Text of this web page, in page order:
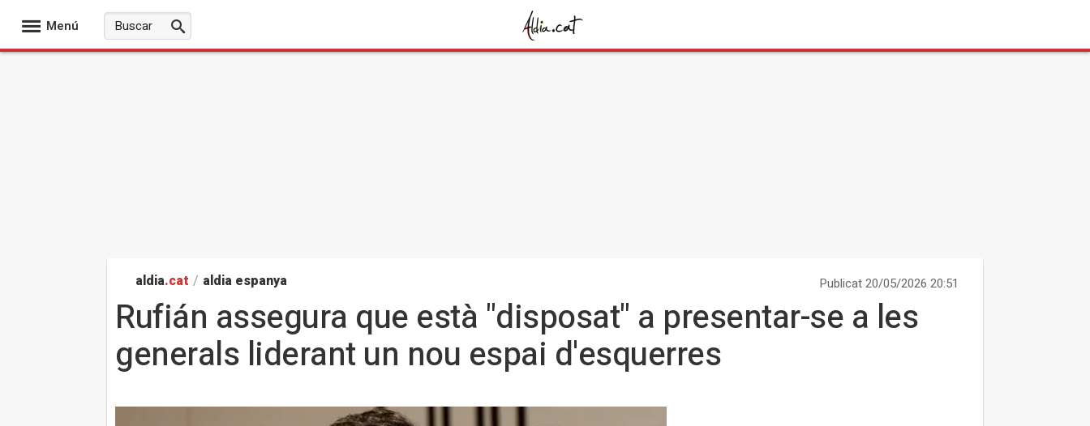
Menú
aldia.cat / aldia espanya Publicat 20/05/2026 20:51
Rufián assegura que està "disposat" a presentar-se a les
generals liderant un nou espai d'esquerres